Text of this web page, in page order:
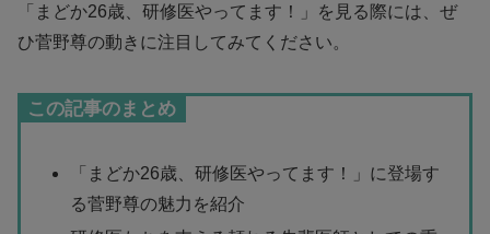
「まどか26歳、研修医やってます！」を見る際には、ぜ
ひ菅野尊の動きに注目してみてください。
この記事のまとめ
「まどか26歳、研修医やってます！」に登場す
る菅野尊の魅力を紹介